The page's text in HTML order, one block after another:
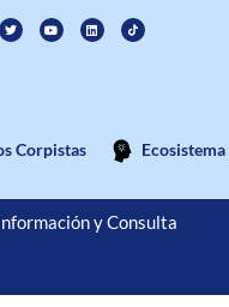
Corpistas
y Consulta